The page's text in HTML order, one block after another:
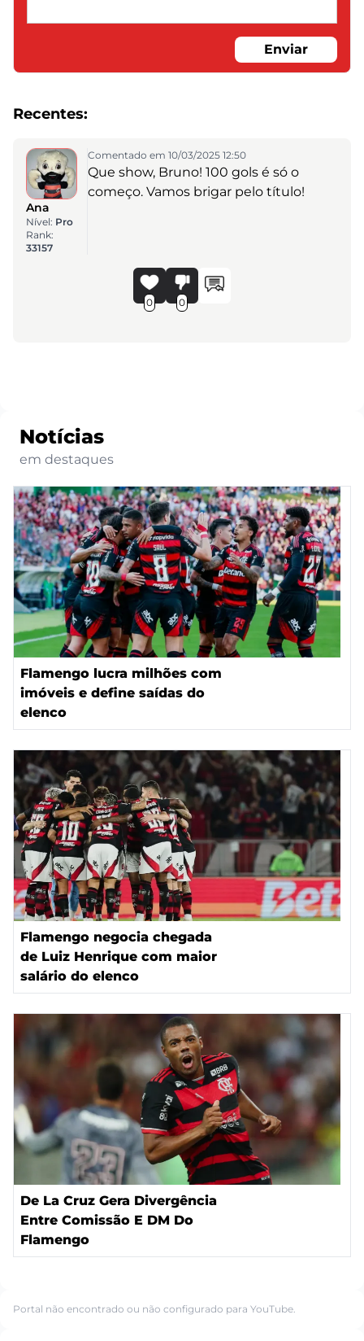
Enviar
Recentes:
Ana
Nível: Pro
Rank:
33157
Comentado em 10/03/2025 12:50
Que show, Bruno! 100 gols é só o
começo. Vamos brigar pelo título!
0 0
Notícias
em destaques
Flamengo lucra milhões com
imóveis e define saídas do
elenco
Flamengo negocia chegada
de Luiz Henrique com maior
salário do elenco
De La Cruz Gera Divergência
Entre Comissão E DM Do
Flamengo
Portal não encontrado ou não configurado para YouTube.